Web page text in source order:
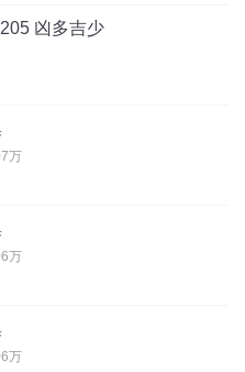
凶多吉少
万
万
万